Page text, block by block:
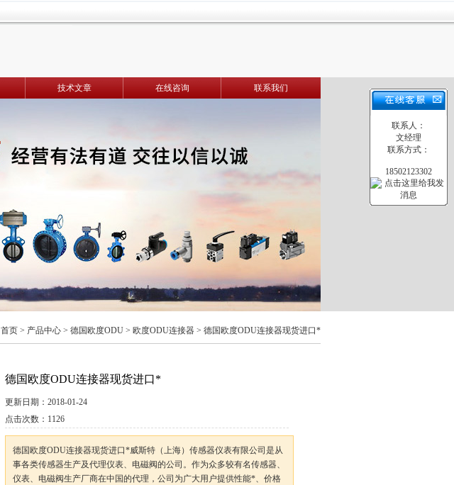
技术文章 在线咨询 联系我们
首页 > 产品中心 > 德国欧度ODU > 欧度ODU连接器 > 德国欧度ODU连接器现货进口*
德国欧度ODU连接器现货进口*
更新日期： 2018-01-24
点击次数： 1126
德国欧度ODU连接器现货进口*威斯特（上海）传感器仪表有限公司是从
事各类传感器生产及代理仪表、电磁阀的公司。作为众多较有名传感器、
仪表、电磁阀生产厂商在中国的代理，公司为广大用户提供性能*、价格
联系人：
文经理
联系方式：
18502123302